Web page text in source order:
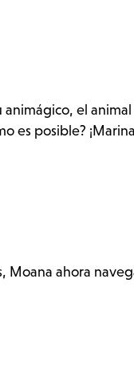
animágico, el animal
es posible?
Moana ahora